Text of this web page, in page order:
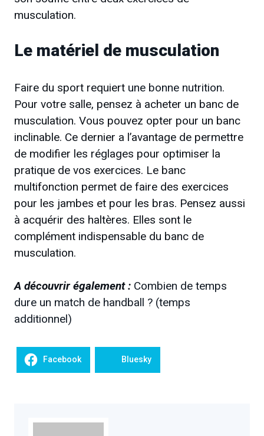
musculation.
Le matériel de musculation
Faire du sport requiert une bonne nutrition.
Pour votre salle, pensez à acheter un banc de
musculation. Vous pouvez opter pour un banc
inclinable. Ce dernier a l’avantage de permettre
de modifier les réglages pour optimiser la
pratique de vos exercices. Le banc
multifonction permet de faire des exercices
pour les jambes et pour les bras. Pensez aussi
à acquérir des haltères. Elles sont le
complément indispensable du banc de
musculation.
A découvrir également : Combien de temps
dure un match de handball ? (temps
additionnel)
Facebook Bluesky